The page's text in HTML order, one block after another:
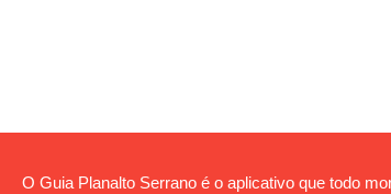
O Guia Planalto Serrano é o aplicativo que todo